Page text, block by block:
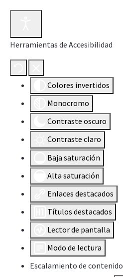
Herramientas de Accesibilidad
Colores invertidos
Monocromo
Contraste oscuro
Contraste claro
Baja saturación
Alta saturación
Enlaces destacados
Títulos destacados
Lector de pantalla
Modo de lectura
Escalamiento de contenido